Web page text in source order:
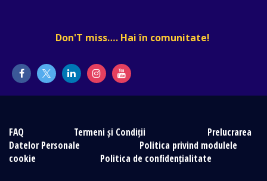
Don'T miss…. Hai în comunitate!
FAQ Termeni și Condiții
Prelucrarea
Datelor Personale
Politica privind modulele
cookie
Politica de confidențialitate